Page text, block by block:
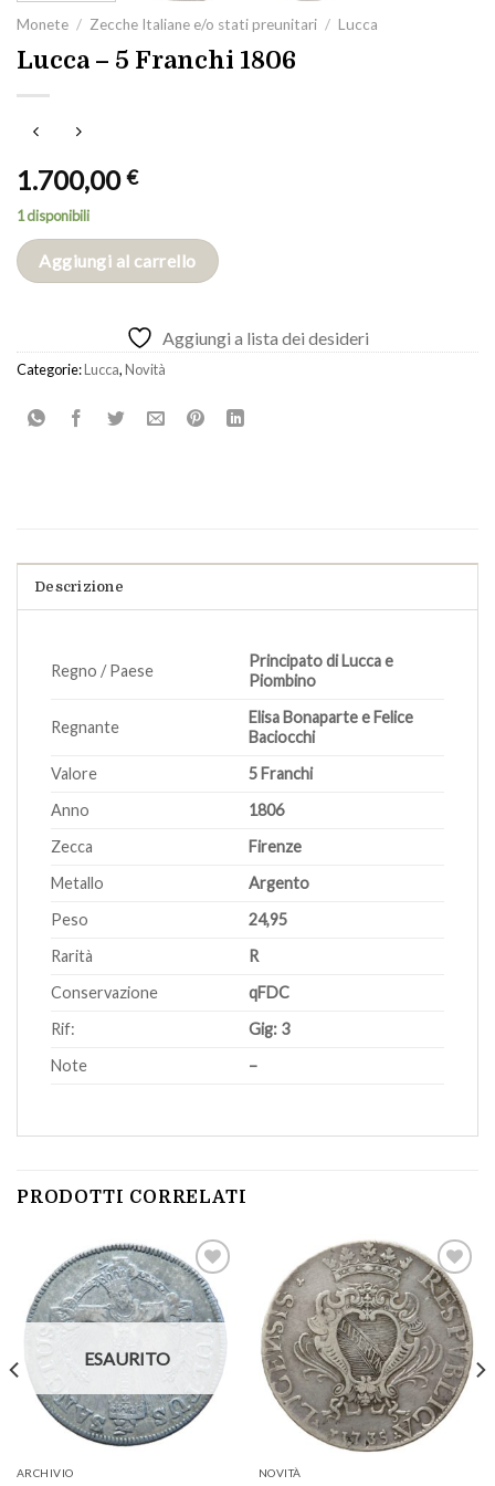
Monete / Zecche Italiane e/o stati preunitari / Lucca
Lucca – 5 Franchi 1806
1.700,00€
1 disponibili
Aggiungi al carrello
Aggiungi a lista dei desideri
Categorie:Lucca,Novità
Descrizione
Regno / Paese
Principato di Lucca e
Piombino
Regnante
Elisa Bonaparte e Felice
Baciocchi
Valore
5 Franchi
Anno
1806
Zecca
Firenze
Metallo
Argento
Peso
24,95
Rarità
R
Conservazione
qFDC
Rif:
Gig: 3
Note
–
PRODOTTI CORRELATI
a lista
dei
desideri
ESAURITO
ARCHIVIO
Aggiungi
a lista
dei
desideri
NOVITÀ